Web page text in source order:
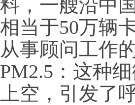
料，一艘沿中
相当于50万辆
从事顾问工作
PM2.5 ：这种
上空，引发了